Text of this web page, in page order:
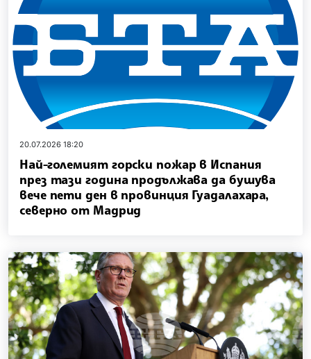
20.07.2026 18:20
Най-големият горски пожар в Испания
през тази година продължава да бушува
вече пети ден в провинция Гуадалахара,
северно от Мадрид